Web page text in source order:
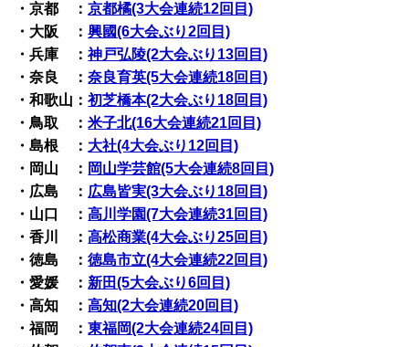
・京都 ：京都橘(3大会連続12回目)
・大阪 ：興國(6大会ぶり2回目)
・兵庫 ：神戸弘陵(2大会ぶり13回目)
・奈良 ：奈良育英(5大会連続18回目)
・和歌山：初芝橋本(2大会ぶり18回目)
・鳥取 ：米子北(16大会連続21回目)
・島根 ： 大社(4大会ぶり12回目)
・岡山 ： 岡山学芸館(5大会連続8回目)
・広島 ： 広島皆実(3大会ぶり18回目)
・山口 ：高川学園(7大会連続31回目)
・香川 ：高松商業(4大会ぶり25回目)
・徳島 ：徳島市立(4大会連続22回目)
・愛媛 ： 新田(5大会ぶり6回目)
・高知 ：高知(2大会連続20回目)
・福岡 ：東福岡(2大会連続24回目)